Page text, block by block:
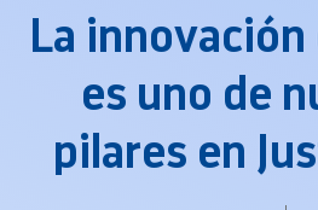
La
es uno de
pilares en